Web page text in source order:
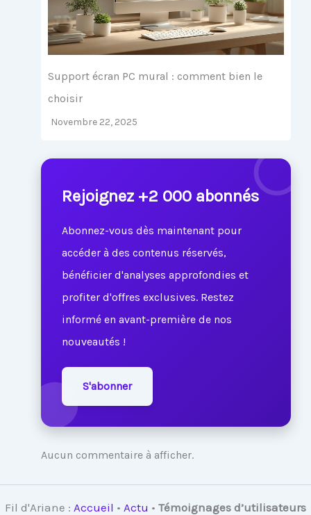
Support écran PC mural : comment bien le
choisir
Novembre 22, 2025
Rejoignez +2 000 abonnés
Abonnez-vous dès maintenant pour
accéder à des contenus réservés,
bénéficier d'analyses approfondies et
profiter d'offres exclusives. Restez
informé en avant-première de nos
nouveautés !
S'abonner
Aucun commentaire à afficher.
Fil d'Ariane : Accueil • Actu • Témoignages d’utilisateurs